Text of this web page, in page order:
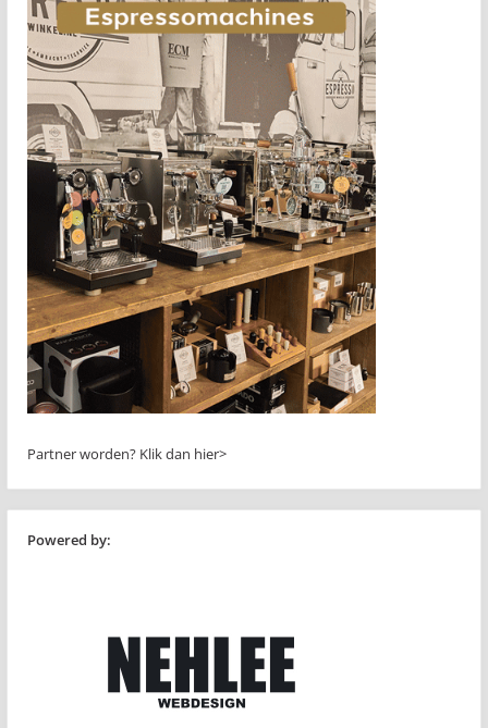
Partner worden? Klik dan hier>
Powered by: